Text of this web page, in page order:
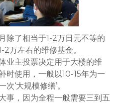
除了相当于1-2万日元不等的
万左右的维修基金。
业主投票决定用于大楼的维
时使用，一般以10-15年为一
‘大规模修缮’。
事，因为全程一般需要三到五